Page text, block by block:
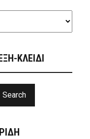
ΚΛΕΙΔΙ
Search